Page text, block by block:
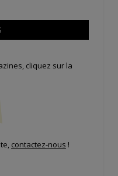
cliquez sur la
contactez-nous !